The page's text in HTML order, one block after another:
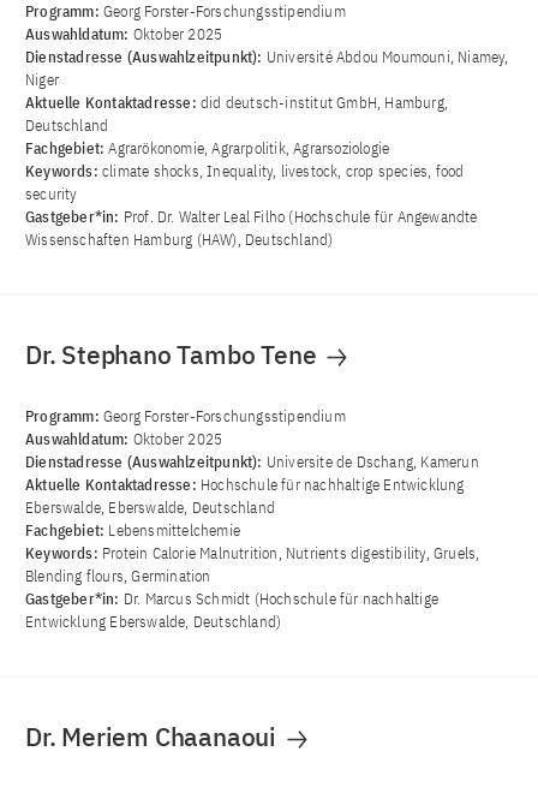
Programm: Georg Forster-Forschungsstipendium
Auswahldatum: Oktober 2025
Dienstadresse (Auswahlzeitpunkt): Université Abdou Moumouni, Niamey,
Niger
Aktuelle Kontaktadresse: did deutsch-institut GmbH, Hamburg,
Deutschland
Fachgebiet:Agrarökonomie, Agrarpolitik, Agrarsoziologie
Keywords: climate shocks, Inequality, livestock, crop species, food
security
Gastgeber*in: Prof. Dr. Walter Leal Filho (Hochschule für Angewandte
Wissenschaften Hamburg (HAW), Deutschland)
Dr. Stephano Tambo Tene
Programm: Georg Forster-Forschungsstipendium
Auswahldatum: Oktober 2025
Dienstadresse (Auswahlzeitpunkt): Universite de Dschang, Kamerun
Aktuelle Kontaktadresse: Hochschule für nachhaltige Entwicklung
Eberswalde, Eberswalde, Deutschland
Fachgebiet: Lebensmittelchemie
Keywords: Protein Calorie Malnutrition, Nutrients digestibility, Gruels,
Blending flours, Germination
Gastgeber*in: Dr. Marcus Schmidt (Hochschule für nachhaltige
Entwicklung Eberswalde, Deutschland)
Dr. Meriem Chaanaoui